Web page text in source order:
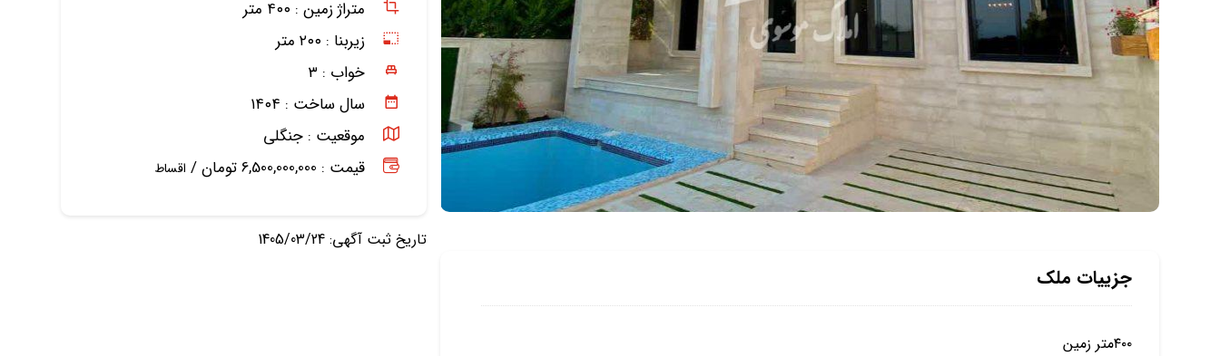
متراژ زمین : ۴۰۰ متر
زیربنا : ۲۰۰ متر
خواب : ۳
سال ساخت : ۱۴۰۴
موقعیت : جنگلی
قیمت : 6,500,000,000 تومان /
اقساط
تاریخ ثبت آگهی: 1405/03/24
جزییات ملک
۴۰۰متر زمین